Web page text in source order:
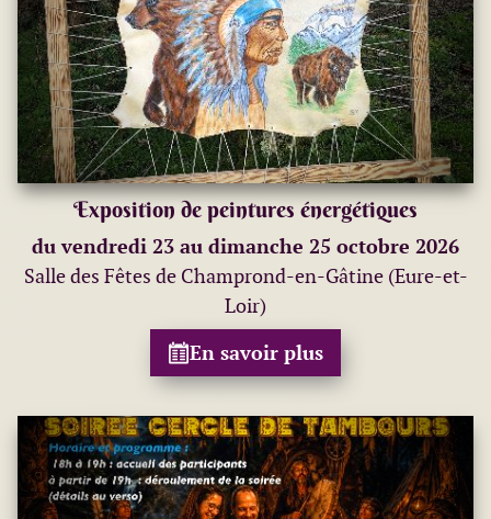
Exposition de peintures énergétiques
du vendredi 23 au dimanche 25 octobre 2026
Salle des Fêtes de Champrond-en-Gâtine (Eure-et-
Loir)
En savoir plus